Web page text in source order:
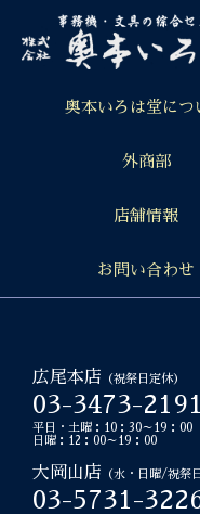
content
奥本いろは堂につ
外商部
店舗情報
お問い合わせ
広尾本店 （祝祭日定休）
03-3473-2191
平日・土曜：10：30～19：00
日曜：12：00～19：00
大岡山店 （水・日曜/祝祭
03-5731-